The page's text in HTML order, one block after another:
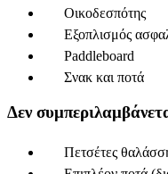
Οικοδεσπότης
Εξοπλισμός
Paddleboard
Σνακ και ποτά
Δεν
Πετσέτες